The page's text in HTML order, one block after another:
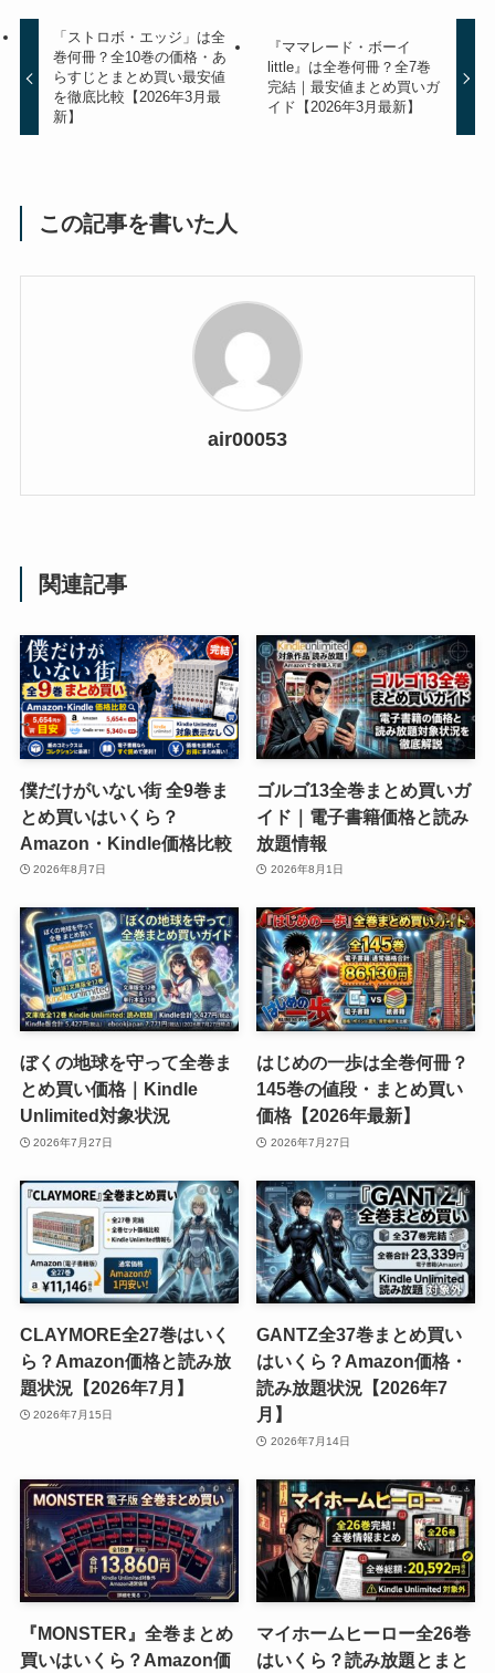
「ストロボ・エッジ」は全
巻何冊？全10巻の価格・あ
らすじとまとめ買い最安値
を徹底比較【2026年3月最
新】
『ママレード・ボーイ
little』は全巻何冊？全7巻
完結｜最安値まとめ買いガ
イド【2026年3月最新】
この記事を書いた人
air00053
関連記事
僕だけがいない街 全9巻ま
とめ買いはいくら？
Amazon・Kindle価格比較
2026年8月7日
ゴルゴ13全巻まとめ買いガ
イド｜電子書籍価格と読み
放題情報
2026年8月1日
ぼくの地球を守って全巻ま
とめ買い価格｜Kindle
Unlimited対象状況
2026年7月27日
はじめの一歩は全巻何冊？
145巻の値段・まとめ買い
価格【2026年最新】
2026年7月27日
CLAYMORE全27巻はいく
ら？Amazon価格と読み放
題状況【2026年7月】
2026年7月15日
GANTZ全37巻まとめ買い
はいくら？Amazon価格・
読み放題状況【2026年7
月】
2026年7月14日
『MONSTER』全巻まとめ
買いはいくら？Amazon価
マイホームヒーロー全26巻
はいくら？読み放題とまと